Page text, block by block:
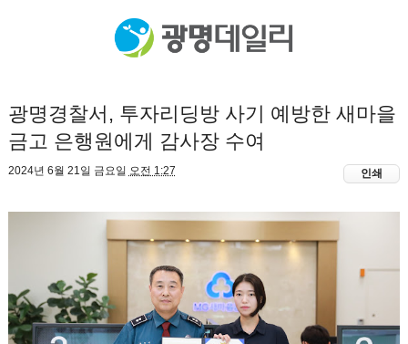
광명경찰서, 투자리딩방 사기 예방한 새마을
금고 은행원에게 감사장 수여
2024년 6월 21일 금요일 오전 1:27 인쇄